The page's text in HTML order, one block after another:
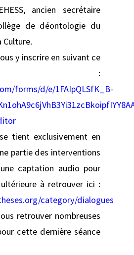
ancien secrétaire
de déontologie du
Culture.
y inscrire en suivant ce
:
forms/d/e/1FAIpQLSfK_B-
tient exclusivement en
partie des interventions
captation audio pour
à retrouver ici :
category/dialogues
retrouver nombreuses
cette dernière séance